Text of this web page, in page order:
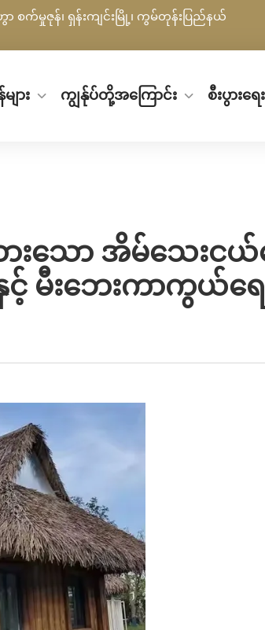
ာ စက်မှုဇုန်၊ ရှန်းကျင်းမြို့၊ ကွမ်တုန်းပြည်နယ်
ား ကျွန်ုပ်တို့အကြောင်း စီးပွားရေး
ော အိမ်သေးငယ်လ
မီးဘေးကာကွယ်ရေ